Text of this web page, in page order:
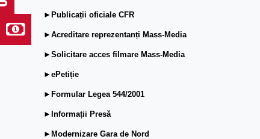
►Publicații oficiale CFR
►Acreditare reprezentanți Mass-Media
►Solicitare acces filmare Mass-Media
►ePetiție
►Formular Legea 544/2001
►Informații Presă
►Modernizare Gara de Nord